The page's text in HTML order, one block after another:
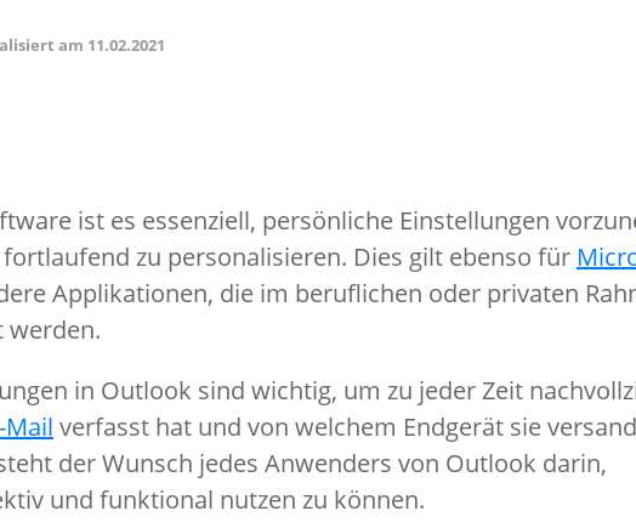
am 11.02.2021
ist es essenziell, persönliche Einstellungen
zu personalisieren. Dies gilt ebenso für
Applikationen, die im beruflichen oder privaten
werden.
in Outlook sind wichtig, um zu jeder Zeit
Mail verfasst hat und von welchem Endgerät sie
der Wunsch jedes Anwenders von Outlook darin,
und funktional nutzen zu können.